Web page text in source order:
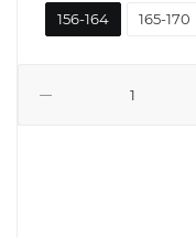
156-164 165-170